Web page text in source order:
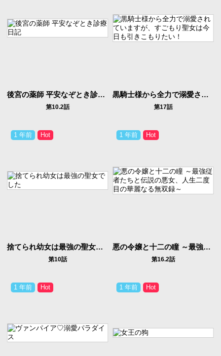
後宮の薬師 平安なぞとき診療日記
第10.2話
黒騎士様から全力で溺愛されていますが、すごもり聖女は今日も引きこもりたい！
第17話
1 年前
捨てられ幼女は最強の聖女でした
第10話
1 年前
悪の令嬢と十二の瞳 ～最強従者たちと伝説の悪女、人生二度目の華麗なる無双録～
第16.2話
1 年前 1 年前